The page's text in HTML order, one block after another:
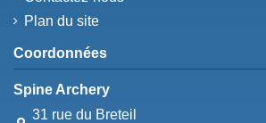
Plan du site
Coordonnées
Spine Archery
31 rue du Breteil